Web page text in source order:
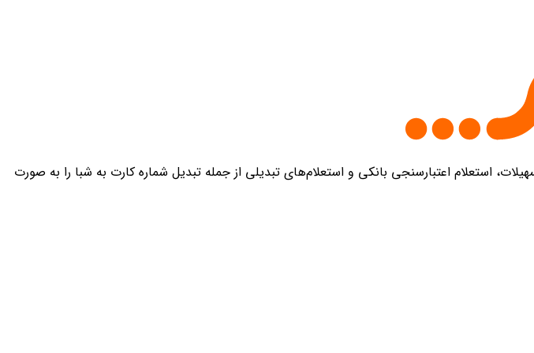
استعلام اعتبارسنجی بانکی و استعلام‌های تبدیلی از جمله تبدیل شماره کارت به شبا را به صورت